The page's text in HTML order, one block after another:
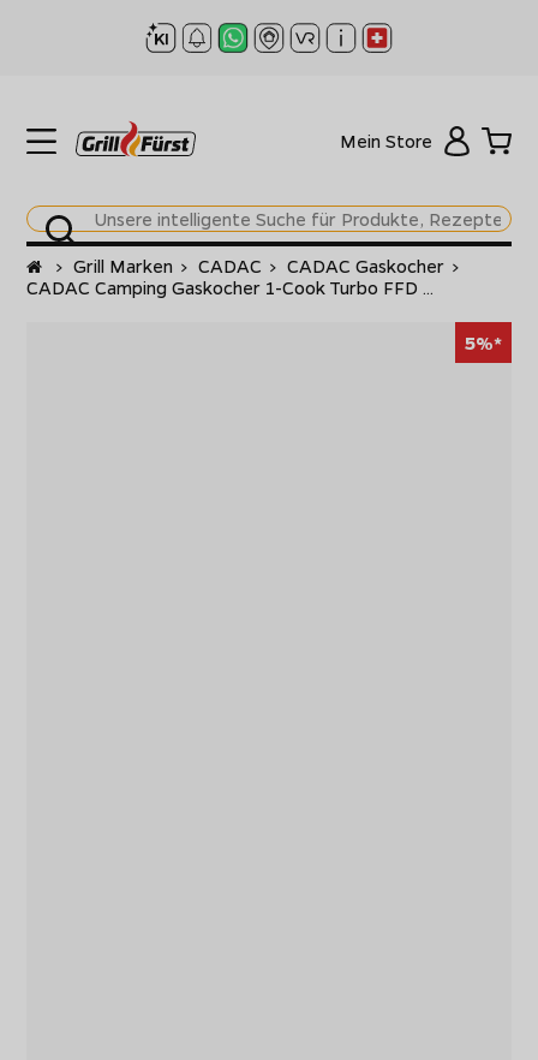
Mein Store
Startseite
> Grill Marken > CADAC > CADAC Gaskocher >
CADAC Camping Gaskocher 1-Cook Turbo FFD ...
5%*